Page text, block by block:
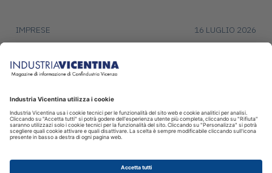
IMPRESE 16 LUGLIO 2026
dentistico del futuro
intelligenti per il settore dentale.
Leggi